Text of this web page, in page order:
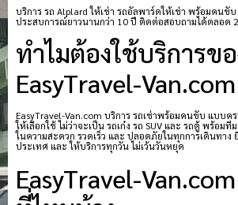
บริการ รถ Alplard ให้เช่า รถอัลพาร์ดให้เช่า พร้อมคนขั
ประสบการณ์ยาวนานกว่า 10 ปี ติดต่อสอบถามได้ตลอด
ทำไมต้องใช้บริการข
EasyTravel-Van.com
EasyTravel-Van.com บริการ รถเช่าพร้อมคนขับ แบบค
ให้เลือกใช้ ไม่ว่าจะเป็น รถเก๋ง รถ SUV และ รถตู้ พร้อม
ในความสะดวก รวดเร็ว และ ปลอดภัยในทุกการเดินทาง
ประเทศ และ ให้บริการทุกวัน ไม่เว้นวันหยุด
EasyTravel-